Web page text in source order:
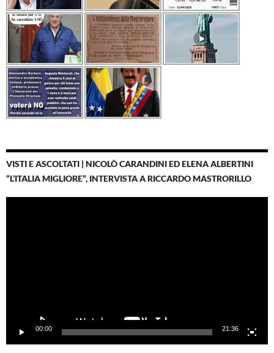
VISTI E ASCOLTATI | NICOLÒ CARANDINI ED ELENA ALBERTINI
“L’ITALIA MIGLIORE”, INTERVISTA A RICCARDO MASTRORILLO
00:00 21:36